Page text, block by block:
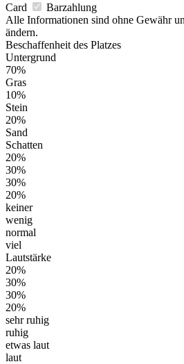
Card
Barzahlung
Alle Informationen sind ohne Gewähr
ändern.
Beschaffenheit des Platzes
Untergrund
70%
Gras
10%
Stein
20%
Sand
Schatten
20%
30%
30%
20%
keiner
wenig
normal
viel
Lautstärke
20%
30%
30%
20%
sehr ruhig
ruhig
etwas laut
laut